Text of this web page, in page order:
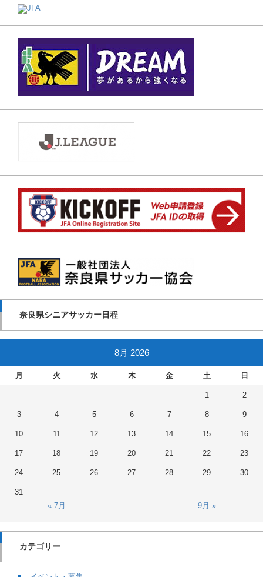
奈良県シニアサッカー日程
8月 2026
月 火 水 木 金 土 日
1 2
3 4 5 6 7 8 9
10 11 12 13 14 15 16
17 18 19 20 21 22 23
24 25 26 27 28 29 30
31
« 7月
9月 »
カテゴリー